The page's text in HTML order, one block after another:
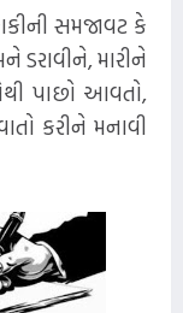
સમજાવટ કે
ડરાવીને, મારીને
પાછો આવતો,
કરીને મનાવી